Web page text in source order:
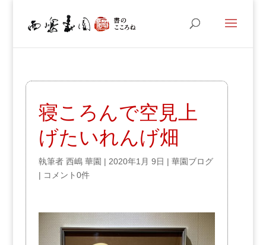
寝ころんで空見上
げたいれんげ畑
執筆者 西嶋 華園 | 2020年1月 9日 | 華園ブログ
| コメント0件